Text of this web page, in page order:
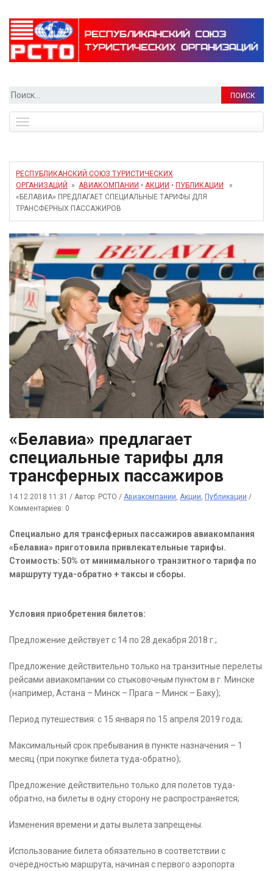
Найти:
navigation
РЕСПУБЛИКАНСКИЙ СОЮЗ ТУРИСТИЧЕСКИХ
ОРГАНИЗАЦИЙ
» АВИАКОМПАНИИ • АКЦИИ • ПУБЛИКАЦИИ
»
«БЕЛАВИА» ПРЕДЛАГАЕТ СПЕЦИАЛЬНЫЕ ТАРИФЫ ДЛЯ
ТРАНСФЕРНЫХ ПАССАЖИРОВ
«Белавиа» предлагает
специальные тарифы для
трансферных пассажиров
14.12.2018 11:31 / Автор: РСТО / Авиакомпании, Акции, Публикации /
Комментариев: 0
Специально для трансферных пассажиров авиакомпания
«Белавиа» приготовила привлекательные тарифы.
Стоимость: 50% от минимального транзитного тарифа по
маршруту туда-обратно + таксы и сборы.
Условия приобретения билетов:
Предложение действует с 14 по 28 декабря 2018 г.;
Предложение действительно только на транзитные перелеты
рейсами авиакомпании со стыковочным пунктом в г. Минске
(например, Астана – Минск – Прага – Минск – Баку);
Период путешествия: с 15 января по 15 апреля 2019 года;
Максимальный срок пребывания в пункте назначения – 1
месяц (при покупке билета туда-обратно);
Предложение действительно только для полетов туда-
обратно, на билеты в одну сторону не распространяется;
Изменения времени и даты вылета запрещены.
Использование билета обязательно в соответствии с
очередностью маршрута, начиная с первого аэропорта